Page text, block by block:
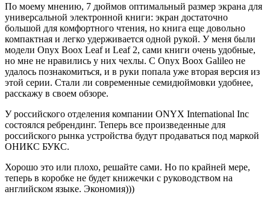
По моему мнению, 7 дюймов оптимальный размер экрана для
универсальной электронной книги: экран достаточно
большой для комфортного чтения, но книга еще довольно
компактная и легко удерживается одной рукой. У меня были
модели Onyx Boox Leaf и Leaf 2, сами книги очень удобные,
но мне не нравились у них чехлы. С Onyx Boox Galileo не
удалось познакомиться, и в руки попала уже вторая версия из
этой серии. Стали ли современные семидюймовки удобнее,
расскажу в своем обзоре.
У российского отделения компании ONYX International Inc
состоялся ребрендинг. Теперь все произведенные для
российского рынка устройства будут продаваться под маркой
ОНИКС БУКС.
Хорошо это или плохо, решайте сами. Но по крайней мере,
теперь в коробке не будет книжечки с руководством на
английском языке. Экономия)))